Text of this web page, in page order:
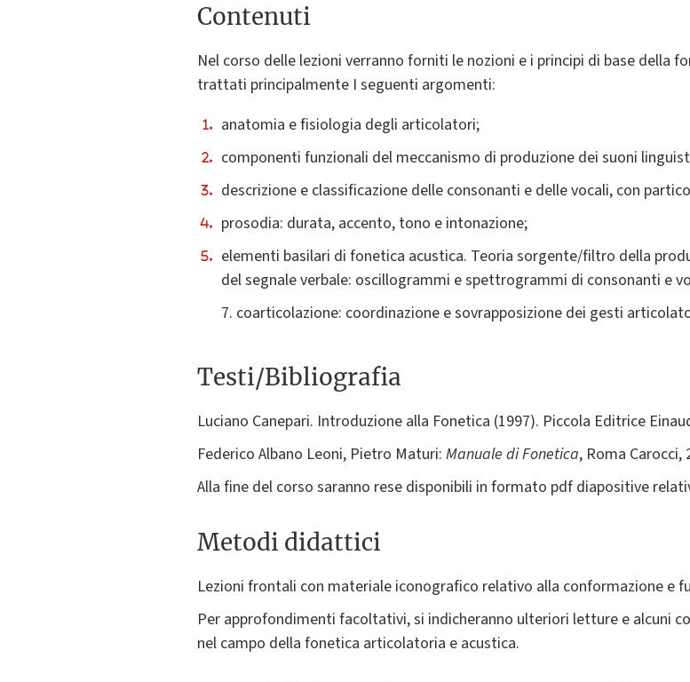
Contenuti
Nel corso delle lezioni verranno forniti le nozioni e i principi di base della
trattati principalmente I seguenti argomenti:
anatomia e fisiologia degli articolatori;
componenti funzionali del meccanismo di produzione dei suoni
descrizione e classificazione delle consonanti e delle vocali, con
prosodia: durata, accento, tono e intonazione;
elementi basilari di fonetica acustica. Teoria sorgente/filtro della
del segnale verbale: oscillogrammi e spettrogrammi di consonanti e
7. coarticolazione: coordinazione e sovrapposizione dei gesti
Testi/Bibliografia
Luciano Canepari. Introduzione alla Fonetica (1997). Piccola Editrice
Federico Albano Leoni, Pietro Maturi: Manuale diFonetica, Roma Carocci,
Alla fine del corso saranno rese disponibili in formato pdf diapositive
Metodi didattici
Lezioni frontali con materiale iconografico relativo alla conformazione e
Per approfondimenti facoltativi, si indicheranno ulteriori letture e alcuni
nel campo della fonetica articolatoria e acustica.